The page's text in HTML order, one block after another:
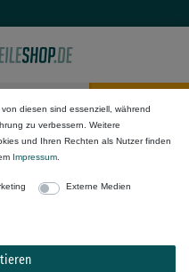
×
must be of type
fürPizza-
diesen sind essenziell, während
zu verbessern. Weitere
und Ihren Rechten als Nutzer finden
Impressum
Externe Medien